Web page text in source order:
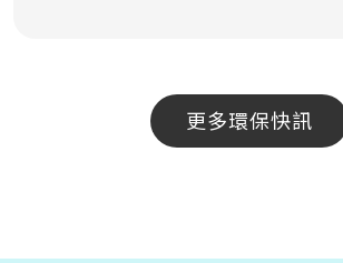
更多環保快訊